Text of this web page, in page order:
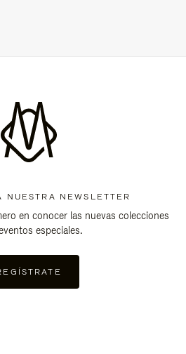
NUESTRA NEWSLETTER
en conocer las nuevas colecciones
especiales.